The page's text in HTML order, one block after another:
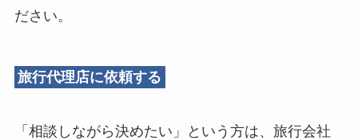
ださい。
旅行代理店に依頼する
「相談しながら決めたい」という方は、旅行会社